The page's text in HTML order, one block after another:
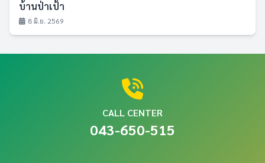
บ้านป่าเป้า
8 มิ.ย. 2569
CALL CENTER
043-650-515